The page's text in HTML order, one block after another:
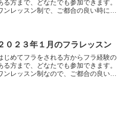
る方まで、どなたでも参加できます。
ンレッスン制で、ご都合の良い時に参
～初級）参加費は１レッ...
０２３年１月のフラレッスン
じめてフラをされる方からフラ経験の
る方まで、どなたでも参加できます。
ンレッスン制なので、ご都合の良い時